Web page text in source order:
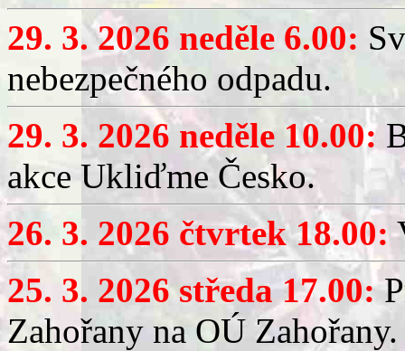
29. 3. 2026 neděle 6.00:
nebezpečného odpadu.
29. 3. 2026 neděle 10.00:
akce Ukliďme Česko.
26. 3. 2026 čtvrtek 18.00:
25. 3. 2026 středa 17.00:
Zahořany na OÚ Zahořany.